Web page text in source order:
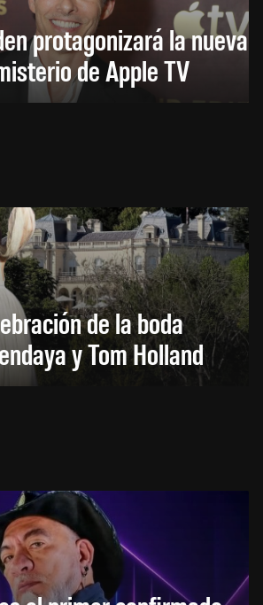
protagonizará la nueva
de Apple TV
de la boda
y Tom Holland